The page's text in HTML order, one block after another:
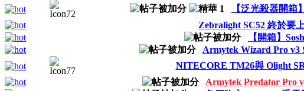
【泛光殺器開箱
Zebralight SC52 終於要
【開箱】
Armytek Wizard Pro v3
NITECORE TM26與 Olight
Armytek Predator Pro